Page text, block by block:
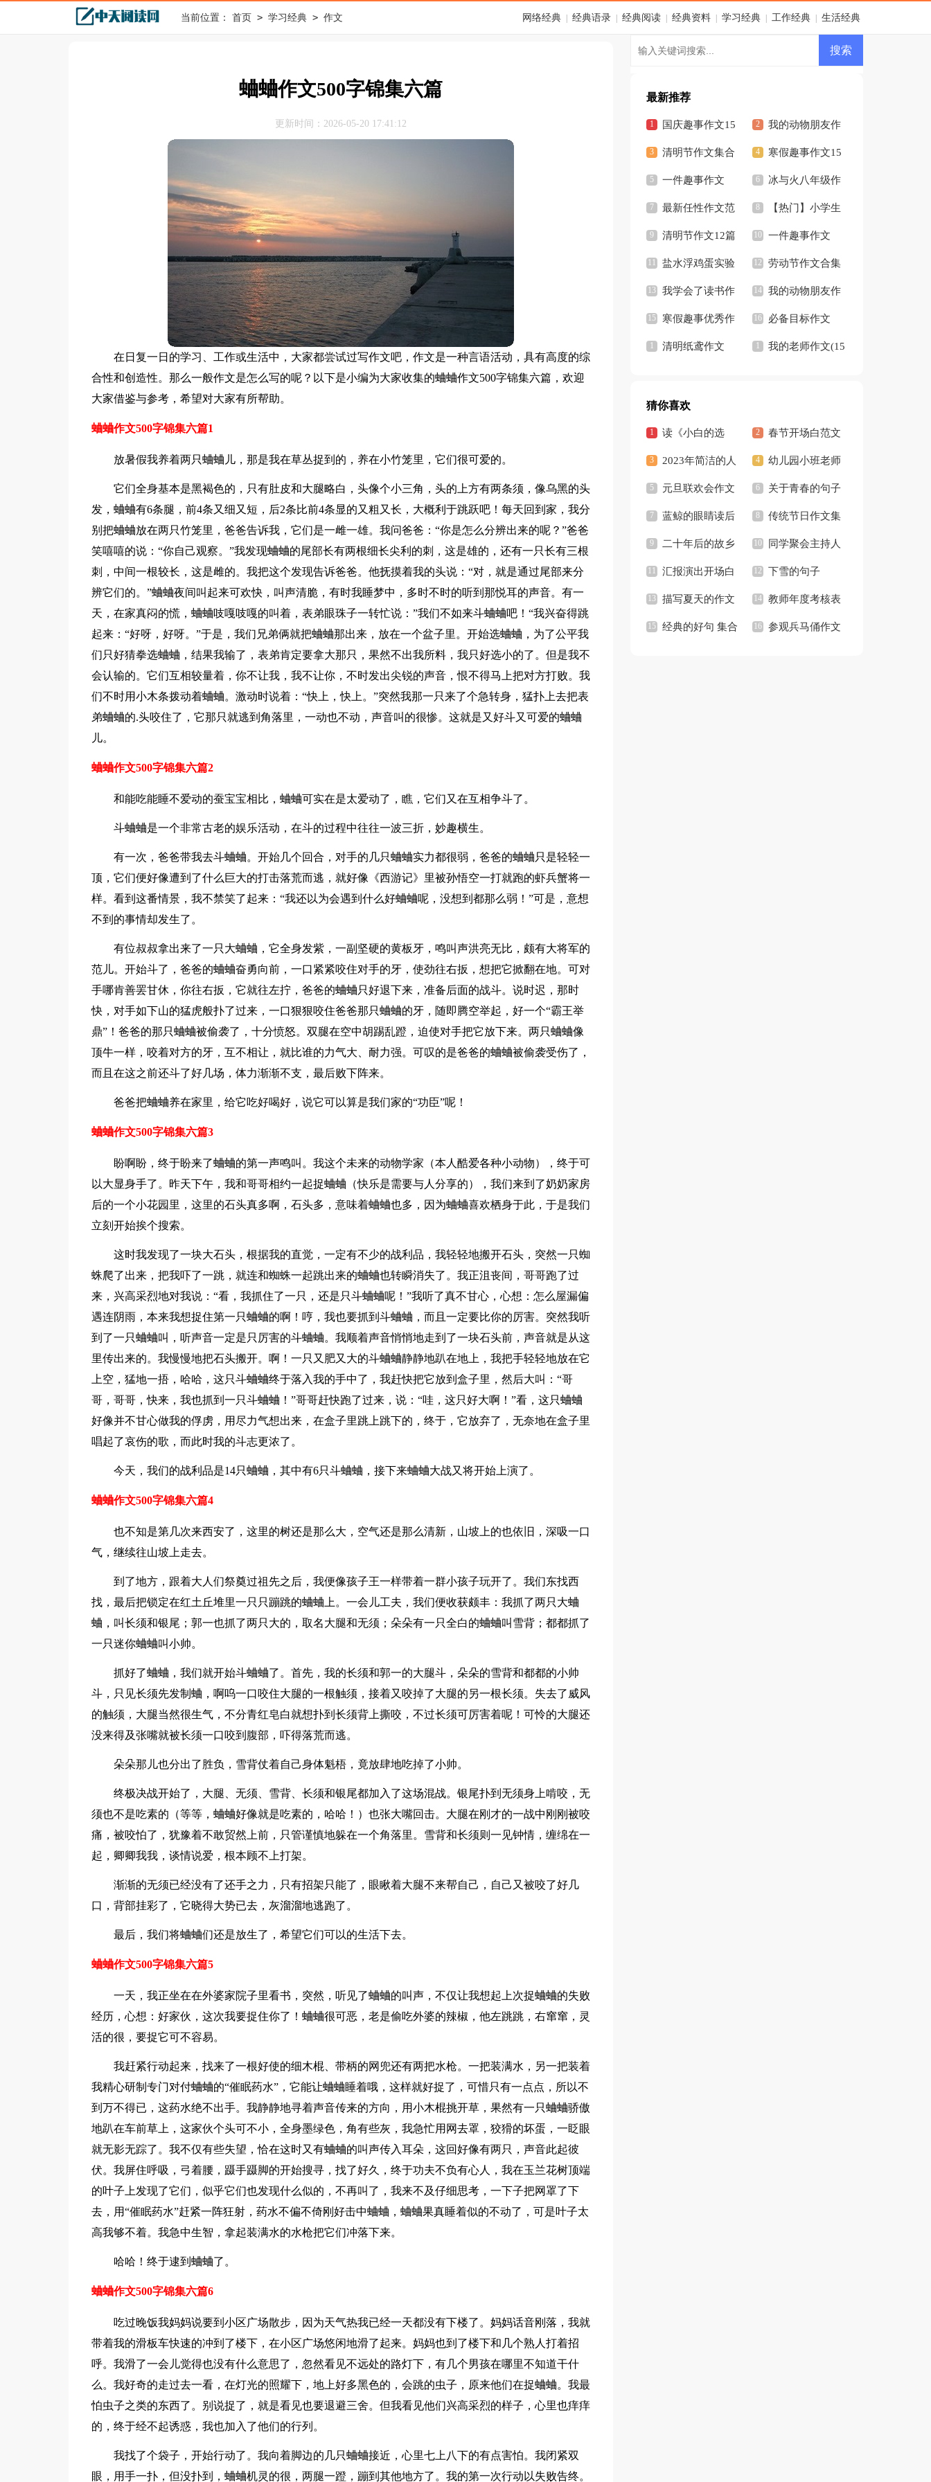
当前位置： 首页 > 学习经典 > 作文 网络经典 经典语录 经典阅读 经典资料 学习经典 工作经典 生活经典
蛐蛐作文500字锦集六篇
更新时间：2026-05-20 17:41:12
在日复一日的学习、工作或生活中，大家都尝试过写作文吧，作文是一种言语活动，具有高度的综
合性和创造性。那么一般作文是怎么写的呢？以下是小编为大家收集的蛐蛐作文500字锦集六篇，欢迎
大家借鉴与参考，希望对大家有所帮助。
蛐蛐作文500字锦集六篇1
放暑假我养着两只蛐蛐儿，那是我在草丛捉到的，养在小竹笼里，它们很可爱的。
它们全身基本是黑褐色的，只有肚皮和大腿略白，头像个小三角，头的上方有两条须，像乌黑的头
发，蛐蛐有6条腿，前4条又细又短，后2条比前4条显的又粗又长，大概利于跳跃吧！每天回到家，我分
别把蛐蛐放在两只竹笼里，爸爸告诉我，它们是一雌一雄。我问爸爸：“你是怎么分辨出来的呢？”爸爸
笑嘻嘻的说：“你自己观察。”我发现蛐蛐的尾部长有两根细长尖利的刺，这是雄的，还有一只长有三根
刺，中间一根较长，这是雌的。我把这个发现告诉爸爸。他抚摸着我的头说：“对，就是通过尾部来分
辨它们的。”蛐蛐夜间叫起来可欢快，叫声清脆，有时我睡梦中，多时不时的听到那悦耳的声音。有一
天，在家真闷的慌，蛐蛐吱嘎吱嘎的叫着，表弟眼珠子一转忙说：”我们不如来斗蛐蛐吧！“我兴奋得跳
起来：“好呀，好呀。”于是，我们兄弟俩就把蛐蛐那出来，放在一个盆子里。开始选蛐蛐，为了公平我
们只好猜拳选蛐蛐，结果我输了，表弟肯定要拿大那只，果然不出我所料，我只好选小的了。但是我不
会认输的。它们互相较量着，你不让我，我不让你，不时发出尖锐的声音，恨不得马上把对方打败。我
们不时用小木条拨动着蛐蛐。激动时说着：“快上，快上。”突然我那一只来了个急转身，猛扑上去把表
弟蛐蛐的.头咬住了，它那只就逃到角落里，一动也不动，声音叫的很惨。这就是又好斗又可爱的蛐蛐
儿。
蛐蛐作文500字锦集六篇2
和能吃能睡不爱动的蚕宝宝相比，蛐蛐可实在是太爱动了，瞧，它们又在互相争斗了。
斗蛐蛐是一个非常古老的娱乐活动，在斗的过程中往往一波三折，妙趣横生。
有一次，爸爸带我去斗蛐蛐。开始几个回合，对手的几只蛐蛐实力都很弱，爸爸的蛐蛐只是轻轻一
顶，它们便好像遭到了什么巨大的打击落荒而逃，就好像《西游记》里被孙悟空一打就跑的虾兵蟹将一
样。看到这番情景，我不禁笑了起来：“我还以为会遇到什么好蛐蛐呢，没想到都那么弱！”可是，意想
不到的事情却发生了。
有位叔叔拿出来了一只大蛐蛐，它全身发紫，一副坚硬的黄板牙，鸣叫声洪亮无比，颇有大将军的
范儿。开始斗了，爸爸的蛐蛐奋勇向前，一口紧紧咬住对手的牙，使劲往右扳，想把它掀翻在地。可对
手哪肯善罢甘休，你往右扳，它就往左拧，爸爸的蛐蛐只好退下来，准备后面的战斗。说时迟，那时
快，对手如下山的猛虎般扑了过来，一口狠狠咬住爸爸那只蛐蛐的牙，随即腾空举起，好一个“霸王举
鼎”！爸爸的那只蛐蛐被偷袭了，十分愤怒。双腿在空中胡踢乱蹬，迫使对手把它放下来。两只蛐蛐像
顶牛一样，咬着对方的牙，互不相让，就比谁的力气大、耐力强。可叹的是爸爸的蛐蛐被偷袭受伤了，
而且在这之前还斗了好几场，体力渐渐不支，最后败下阵来。
爸爸把蛐蛐养在家里，给它吃好喝好，说它可以算是我们家的“功臣”呢！
蛐蛐作文500字锦集六篇3
盼啊盼，终于盼来了蛐蛐的第一声鸣叫。我这个未来的动物学家（本人酷爱各种小动物），终于可
以大显身手了。昨天下午，我和哥哥相约一起捉蛐蛐（快乐是需要与人分享的），我们来到了奶奶家房
后的一个小花园里，这里的石头真多啊，石头多，意味着蛐蛐也多，因为蛐蛐喜欢栖身于此，于是我们
立刻开始挨个搜索。
这时我发现了一块大石头，根据我的直觉，一定有不少的战利品，我轻轻地搬开石头，突然一只蜘
蛛爬了出来，把我吓了一跳，就连和蜘蛛一起跳出来的蛐蛐也转瞬消失了。我正沮丧间，哥哥跑了过
来，兴高采烈地对我说：“看，我抓住了一只，还是只斗蛐蛐呢！”我听了真不甘心，心想：怎么屋漏偏
遇连阴雨，本来我想捉住第一只蛐蛐的啊！哼，我也要抓到斗蛐蛐，而且一定要比你的厉害。突然我听
到了一只蛐蛐叫，听声音一定是只厉害的斗蛐蛐。我顺着声音悄悄地走到了一块石头前，声音就是从这
里传出来的。我慢慢地把石头搬开。啊！一只又肥又大的斗蛐蛐静静地趴在地上，我把手轻轻地放在它
上空，猛地一捂，哈哈，这只斗蛐蛐终于落入我的手中了，我赶快把它放到盒子里，然后大叫：“哥
哥，哥哥，快来，我也抓到一只斗蛐蛐！”哥哥赶快跑了过来，说：“哇，这只好大啊！”看，这只蛐蛐
好像并不甘心做我的俘虏，用尽力气想出来，在盒子里跳上跳下的，终于，它放弃了，无奈地在盒子里
唱起了哀伤的歌，而此时我的斗志更浓了。
今天，我们的战利品是14只蛐蛐，其中有6只斗蛐蛐，接下来蛐蛐大战又将开始上演了。
蛐蛐作文500字锦集六篇4
也不知是第几次来西安了，这里的树还是那么大，空气还是那么清新，山坡上的也依旧，深吸一口
气，继续往山坡上走去。
到了地方，跟着大人们祭奠过祖先之后，我便像孩子王一样带着一群小孩子玩开了。我们东找西
找，最后把锁定在红土丘堆里一只只蹦跳的蛐蛐上。一会儿工夫，我们便收获颇丰：我抓了两只大蛐
蛐，叫长须和银尾；郭一也抓了两只大的，取名大腿和无须；朵朵有一只全白的蛐蛐叫雪背；都都抓了
一只迷你蛐蛐叫小帅。
抓好了蛐蛐，我们就开始斗蛐蛐了。首先，我的长须和郭一的大腿斗，朵朵的雪背和都都的小帅
斗，只见长须先发制蛐，啊呜一口咬住大腿的一根触须，接着又咬掉了大腿的另一根长须。失去了威风
的触须，大腿当然很生气，不分青红皂白就想扑到长须背上撕咬，不过长须可厉害着呢！可怜的大腿还
没来得及张嘴就被长须一口咬到腹部，吓得落荒而逃。
朵朵那儿也分出了胜负，雪背仗着自己身体魁梧，竟放肆地吃掉了小帅。
终极决战开始了，大腿、无须、雪背、长须和银尾都加入了这场混战。银尾扑到无须身上啃咬，无
须也不是吃素的（等等，蛐蛐好像就是吃素的，哈哈！）也张大嘴回击。大腿在刚才的一战中刚刚被咬
痛，被咬怕了，犹豫着不敢贸然上前，只管谨慎地躲在一个角落里。雪背和长须则一见钟情，缠绵在一
起，卿卿我我，谈情说爱，根本顾不上打架。
渐渐的无须已经没有了还手之力，只有招架只能了，眼瞅着大腿不来帮自己，自己又被咬了好几
口，背部挂彩了，它晓得大势已去，灰溜溜地逃跑了。
最后，我们将蛐蛐们还是放生了，希望它们可以的生活下去。
蛐蛐作文500字锦集六篇5
一天，我正坐在在外婆家院子里看书，突然，听见了蛐蛐的叫声，不仅让我想起上次捉蛐蛐的失败
经历，心想：好家伙，这次我要捉住你了！蛐蛐很可恶，老是偷吃外婆的辣椒，他左跳跳，右窜窜，灵
活的很，要捉它可不容易。
我赶紧行动起来，找来了一根好使的细木棍、带柄的网兜还有两把水枪。一把装满水，另一把装着
我精心研制专门对付蛐蛐的“催眠药水”，它能让蛐蛐睡着哦，这样就好捉了，可惜只有一点点，所以不
到万不得已，这药水绝不出手。我静静地寻着声音传来的方向，用小木棍挑开草，果然有一只蛐蛐骄傲
地趴在车前草上，这家伙个头可不小，全身墨绿色，角有些灰，我急忙用网去罩，狡猾的坏蛋，一眨眼
就无影无踪了。我不仅有些失望，恰在这时又有蛐蛐的叫声传入耳朵，这回好像有两只，声音此起彼
伏。我屏住呼吸，弓着腰，蹑手蹑脚的开始搜寻，找了好久，终于功夫不负有心人，我在玉兰花树顶端
的叶子上发现了它们，似乎它们也发现什么似的，不再叫了，我来不及仔细思考，一下子把网罩了下
去，用“催眠药水”赶紧一阵狂射，药水不偏不倚刚好击中蛐蛐，蛐蛐果真睡着似的不动了，可是叶子太
高我够不着。我急中生智，拿起装满水的水枪把它们冲落下来。
哈哈！终于逮到蛐蛐了。
蛐蛐作文500字锦集六篇6
吃过晚饭我妈妈说要到小区广场散步，因为天气热我已经一天都没有下楼了。妈妈话音刚落，我就
带着我的滑板车快速的冲到了楼下，在小区广场悠闲地滑了起来。妈妈也到了楼下和几个熟人打着招
呼。我滑了一会儿觉得也没有什么意思了，忽然看见不远处的路灯下，有几个男孩在哪里不知道干什
么。我好奇的走过去一看，在灯光的照耀下，地上好多黑色的，会跳的虫子，原来他们在捉蛐蛐。我最
怕虫子之类的东西了。别说捉了，就是看见也要退避三舍。但我看见他们兴高采烈的样子，心里也痒痒
的，终于经不起诱惑，我也加入了他们的行列。
我找了个袋子，开始行动了。我向着脚边的几只蛐蛐接近，心里七上八下的有点害怕。我闭紧双
眼，用手一扑，但没扑到，蛐蛐机灵的很，两腿一蹬，蹦到其他地方了。我的第一次行动以失败告终。
最新推荐
国庆趣事作文15
篇
我的动物朋友作
文【精】
清明节作文集合
13篇
寒假趣事作文15
篇
一件趣事作文 冰与火八年级作
文5篇
最新任性作文范
文5篇
【热门】小学生
记事作文3篇
清明节作文12篇 一件趣事作文
500字
盐水浮鸡蛋实验
作文
劳动节作文合集
15篇
我学会了读书作
文
我的动物朋友作
文通用15篇
寒假趣事优秀作
文
必备目标作文
400字九篇
清明纸鸢作文 我的老师作文(15
猜你喜欢
读《小白的选
择》有感
春节开场白范文
（精选5篇）
2023年简洁的人
生感悟的好句摘录
36条
幼儿园小班老师
教学反思
元旦联欢会作文
【热门】
关于青春的句子
3篇
蓝鲸的眼睛读后
感汇编15篇
传统节日作文集
锦15篇
二十年后的故乡
作文集锦15篇
同学聚会主持人
开场白合集15篇
汇报演出开场白 下雪的句子
【热】
描写夏天的作文
15篇
教师年度考核表
个人工作总结(15篇)
经典的好句 集合 参观兵马俑作文